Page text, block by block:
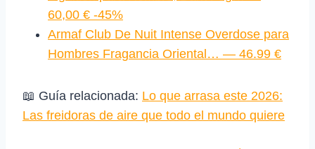
60,00 € -45%
Armaf Club De Nuit Intense Overdose para
Hombres Fragancia Oriental… — 46.99 €
📖 Guía relacionada: Lo que arrasa este 2026:
Las freidoras de aire que todo el mundo quiere